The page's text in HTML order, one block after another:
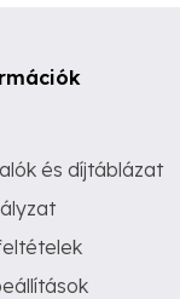
és díjtáblázat